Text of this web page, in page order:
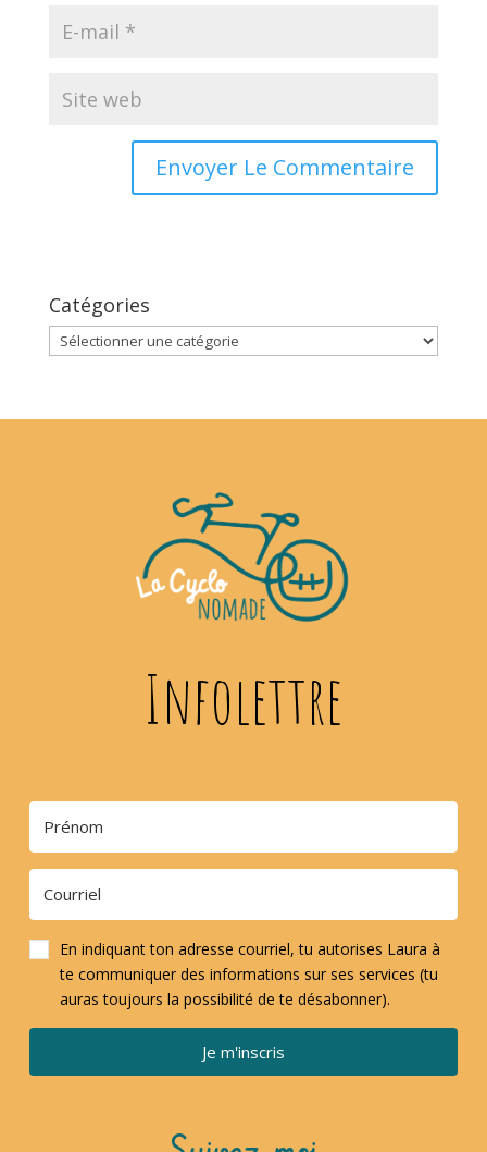
Catégories
Catégories
Infolettre
En indiquant ton adresse courriel, tu autorises Laura à
te communiquer des informations sur ses services (tu
auras toujours la possibilité de te désabonner).
Je m'inscris